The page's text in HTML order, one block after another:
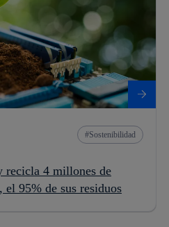
Sostenibilidad
recicla 4 millones de
95% de sus residuos